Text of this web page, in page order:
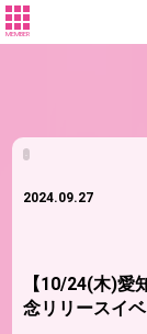
MEMBER
2024.09.27
【10/24(木)愛
念リリースイ